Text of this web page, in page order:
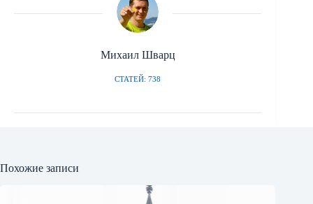
Михаил Шварц
СТАТЕЙ: 738
Похожие записи